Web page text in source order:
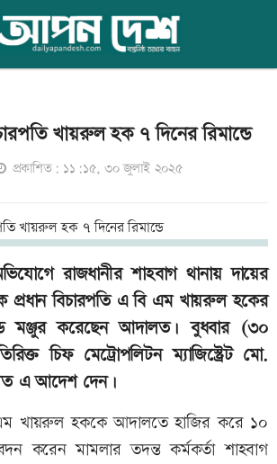
খায়রুল হক ৭ দিনের রিমান্ডে
প্রকাশিত: ১১:১৫, ৩০ জুলাই ২০২৫
রাজধানীর শাহবাগ থানায় দায়ের
প্রধান বিচারপতি এ বি এম খায়রুল হকের
মঞ্জুর করেছেন আদালত। বুধবার (৩০
চিফ মেট্রোপলিটন ম্যাজিস্ট্রেট মো.
এ আদেশ দেন।
খায়রুল হককে আদালতে হাজির করে ১০
করেন মামলার তদন্ত কর্মকর্তা শাহবাগ